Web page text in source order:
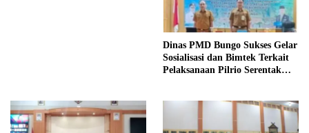
Dinas PMD Bungo Sukses Gelar
Sosialisasi dan Bimtek Terkait
Pelaksanaan Pilrio Serentak